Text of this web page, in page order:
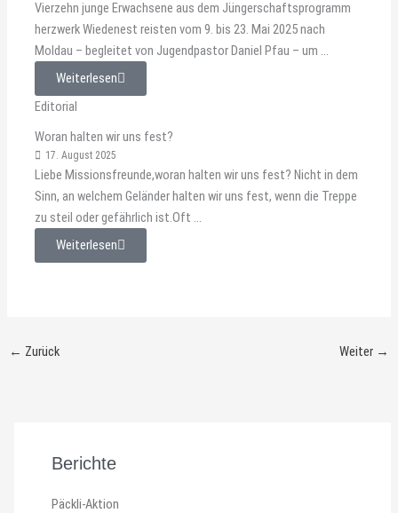
Vierzehn junge Erwachsene aus dem Jüngerschaftsprogramm
herzwerk Wiedenest reisten vom 9. bis 23. Mai 2025 nach
Moldau – begleitet von Jugendpastor Daniel Pfau – um ...
Weiterlesen
Editorial
Woran halten wir uns fest?
17. August 2025
Liebe Missionsfreunde,woran halten wir uns fest? Nicht in dem
Sinn, an welchem Geländer halten wir uns fest, wenn die Treppe
zu steil oder gefährlich ist.Oft ...
Weiterlesen
← Zurück Weiter →
Berichte
Päckli-Aktion